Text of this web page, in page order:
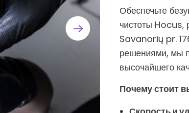
Обеспечьте
чистоты Hocus,
Savanorių pr.
решениями, мы
высочайшего
Почему стоит